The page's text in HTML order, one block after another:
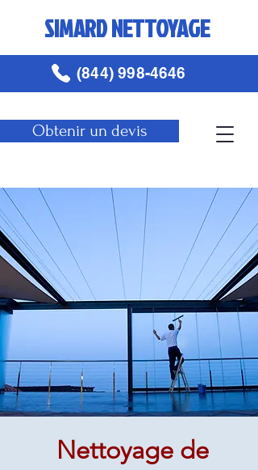
SIMARD NETTOYAGE
Obtenir un devis
(844) 998-4646
Nettoyage de